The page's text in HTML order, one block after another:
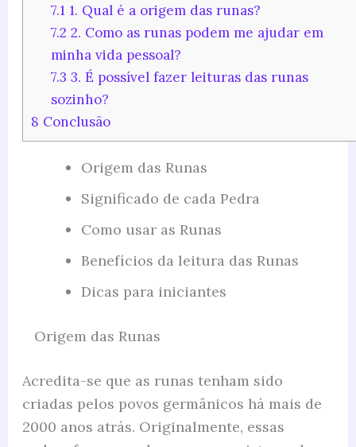
7.1 1. Qual é a origem das runas?
7.2 2. Como as runas podem me ajudar em
minha vida pessoal?
7.3 3. É possível fazer leituras das runas
sozinho?
8 Conclusão
Origem das Runas
Significado de cada Pedra
Como usar as Runas
Benefícios da leitura das Runas
Dicas para iniciantes
Origem das Runas
Acredita-se que as runas tenham sido
criadas pelos povos germânicos há mais de
2000 anos atrás. Originalmente, essas